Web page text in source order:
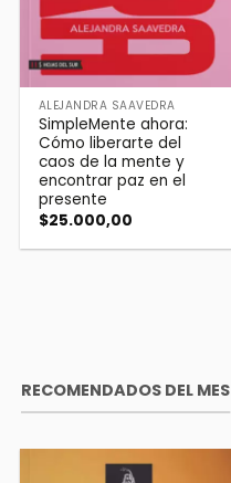
ALEJANDRA SAAVEDRA
SimpleMente ahora:
Cómo liberarte del
caos de la mente y
encontrar paz en el
presente
$25.000,00
RECOMENDADOS DEL MES